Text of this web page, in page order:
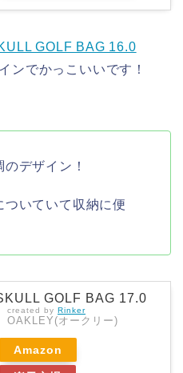
GOLF BAG 16.0
ンでかっこいいです！
デザイン！
ついていて収納に便
GOLF BAG 17.0
created by Rinker
OAKLEY(オークリー)
Amazon